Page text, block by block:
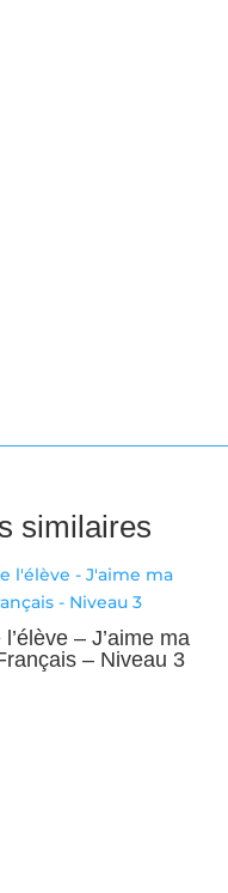
similaires
– J’aime ma
– Niveau 3